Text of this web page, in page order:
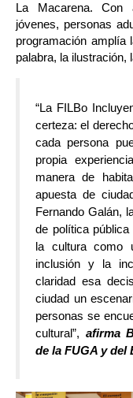
La Macarena. Con
jóvenes, personas
programación
palabra, la ilustración,
“La FILBo
certeza: el
cada persona
propia
manera de
apuesta de
Fernando Galán,
de política
la cultura como
inclusión y la
claridad esa
ciudad un
personas se
cultural”, afirma
de la FUGA y